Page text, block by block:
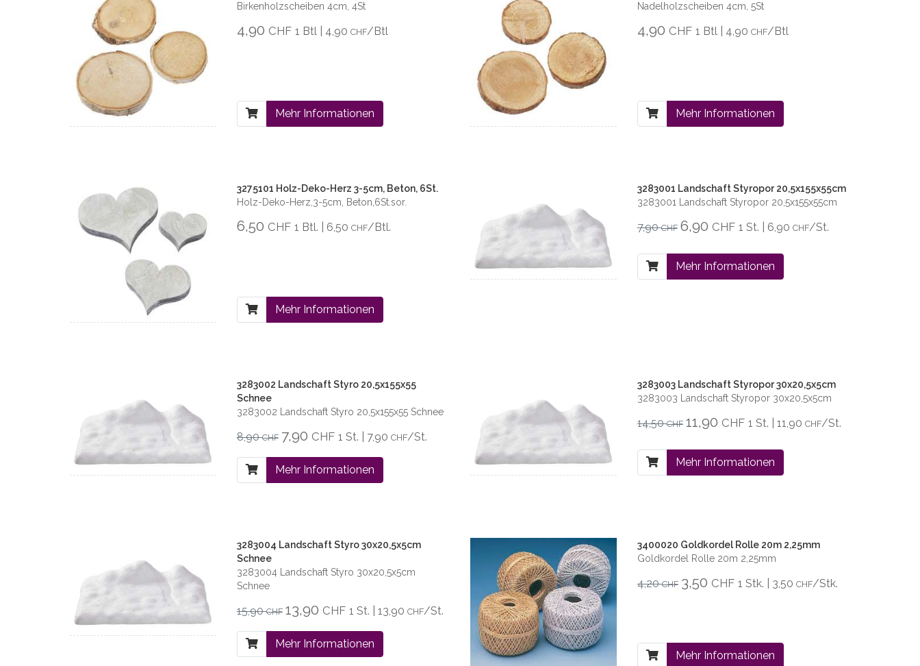
Birkenholzscheiben 4cm, 4St
4,90 CHF 1 Btl | 4,90 CHF/Btl
Mehr Informationen
Nadelholzscheiben 4cm, 5St
4,90 CHF 1 Btl | 4,90 CHF/Btl
Mehr Informationen
3275101 Holz-Deko-Herz 3-5cm, Beton, 6St.
Holz-Deko-Herz,3-5cm, Beton,6St.sor.
6,50 CHF 1 Btl. | 6,50 CHF/Btl.
Mehr Informationen
3283001 Landschaft Styropor 20,5x155x55cm
3283001 Landschaft Styropor 20,5x155x55cm
7,90CHF 6,90 CHF 1 St. | 6,90 CHF/St.
Mehr Informationen
3283002 Landschaft Styro 20,5x155x55
Schnee
3283002 Landschaft Styro 20,5x155x55 Schnee
8,90CHF 7,90 CHF 1 St. | 7,90 CHF/St.
Mehr Informationen
3283003 Landschaft Styropor 30x20,5x5cm
3283003 Landschaft Styropor 30x20,5x5cm
14,50CHF 11,90 CHF 1 St. | 11,90 CHF/St.
Mehr Informationen
3283004 Landschaft Styro 30x20,5x5cm
Schnee
3283004 Landschaft Styro 30x20,5x5cm
Schnee
15,90CHF 13,90 CHF 1 St. | 13,90 CHF/St.
Mehr Informationen
3400020 Goldkordel Rolle 20m 2,25mm
Goldkordel Rolle 20m 2,25mm
4,20CHF 3,50 CHF 1 Stk. | 3,50 CHF/Stk.
Mehr Informationen